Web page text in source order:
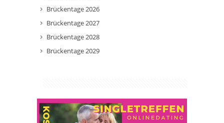
Brückentage 2026
Brückentage 2027
Brückentage 2028
Brückentage 2029